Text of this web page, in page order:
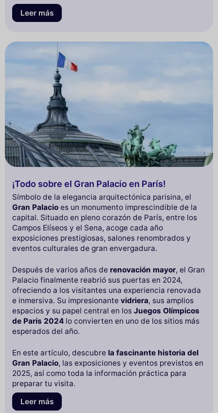
Leer más
¡Todo sobre el Gran Palacio en París!
Símbolo de la elegancia arquitectónica parisina, el
Gran Palacio es un monumento imprescindible de la
capital. Situado en pleno corazón de París, entre los
Campos Elíseos y el Sena, acoge cada año
exposiciones prestigiosas, salones renombrados y
eventos culturales de gran envergadura.
Después de varios años de renovación mayor, el Gran
Palacio finalmente reabrió sus puertas en 2024,
ofreciendo a los visitantes una experiencia renovada
e inmersiva. Su impresionante vidriera, sus amplios
espacios y su papel central en los Juegos Olímpicos
de París 2024 lo convierten en uno de los sitios más
esperados del año.
En este artículo, descubre la fascinante historia del
Gran Palacio, las exposiciones y eventos previstos en
2025, así como toda la información práctica para
preparar tu visita.
Leer más